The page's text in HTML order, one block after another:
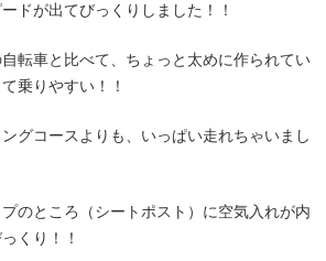
ドが出てびっくりしました！！
転車と比べて、ちょっと太めに作られてい
乗りやすい！！
グコースよりも、いっぱい走れちゃいまし
のところ（シートポスト）に空気入れが内
くり！！